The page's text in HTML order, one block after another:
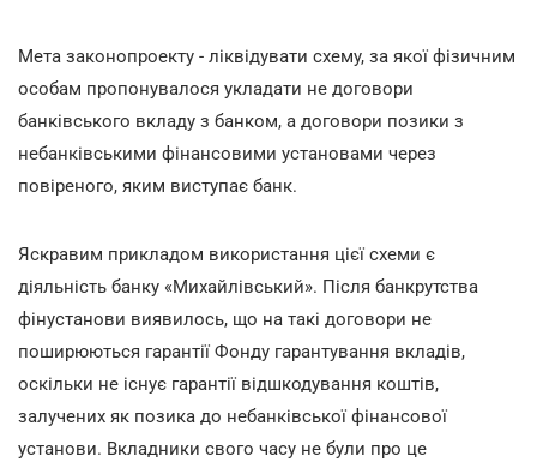
Мета законопроекту - ліквідувати схему, за якої фізичним
особам пропонувалося укладати не договори
банківського вкладу з банком, а договори позики з
небанківськими фінансовими установами через
повіреного, яким виступає банк.
Яскравим прикладом використання цієї схеми є
діяльність банку «Михайлівський». Після банкрутства
фінустанови виявилось, що на такі договори не
поширюються гарантії Фонду гарантування вкладів,
оскільки не існує гарантії відшкодування коштів,
залучених як позика до небанківської фінансової
установи. Вкладники свого часу не були про це